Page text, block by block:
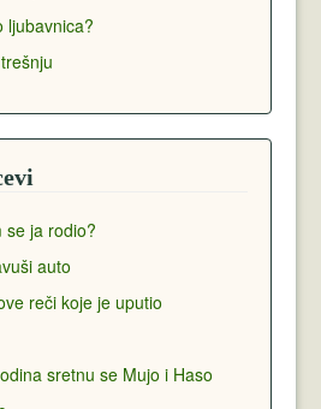
ljubavnica?
se ja rodio?
auto
reči koje je uputio
sretnu se Mujo i Haso